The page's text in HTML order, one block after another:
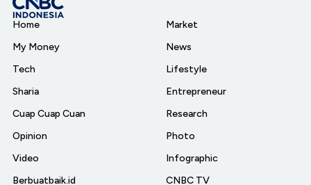
Home
My Money
Tech
Sharia
Cuap Cuap Cuan
Opinion
Video
Berbuatbaik.id
Market
News
Lifestyle
Entrepreneur
Research
Photo
Infographic
CNBC TV